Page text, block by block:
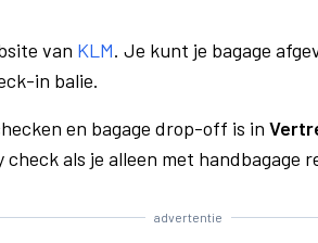
van KLM. Je kunt je bagage
in balie.
en bagage drop-off is in
als je alleen met handbagage
advertentie